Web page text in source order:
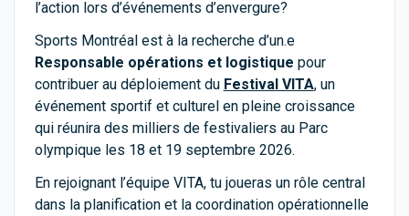
l’action lors d’événements d’envergure?
Sports Montréal est à la recherche d’un.e
Responsable opérations et logistique pour
contribuer au déploiement du Festival VITA,un
événement sportif et culturel en pleine croissance
qui réunira des milliers de festivaliers au Parc
olympique les 18 et 19 septembre 2026.
En rejoignant l’équipe VITA, tu joueras un rôle central
dans la planification et la coordination opérationnelle